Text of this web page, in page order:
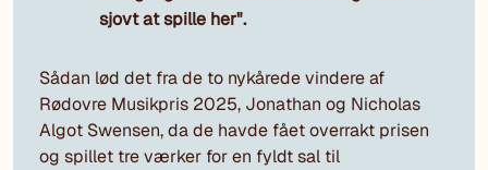
sjovt at spille her".
Sådan lød det fra de to nykårede vindere af
Rødovre Musikpris 2025, Jonathan og Nicholas
Algot Swensen, da de havde fået overrakt prisen
og spillet tre værker for en fyldt sal til